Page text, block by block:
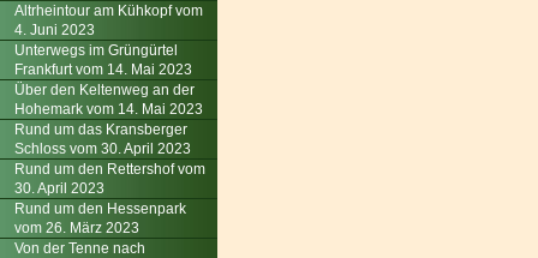
Altrheintour am Kühkopf vom
4. Juni 2023
Unterwegs im Grüngürtel
Frankfurt vom 14. Mai 2023
Über den Keltenweg an der
Hohemark vom 14. Mai 2023
Rund um das Kransberger
Schloss vom 30. April 2023
Rund um den Rettershof vom
30. April 2023
Rund um den Hessenpark
vom 26. März 2023
Von der Tenne nach